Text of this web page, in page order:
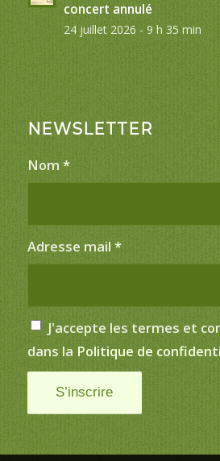
concert annulé
24 juillet 2026 - 9 h 35 min
NEWSLETTER
Nom *
Adresse mail *
J'accepte les termes et
dans la Politique de